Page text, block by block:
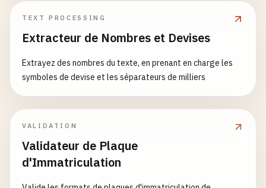
# SEAT (Spain)
VSSZZZ5J2HR000001
# --- American Luxury ---
# Cadillac (USA)
1G6KE5SX8H0000000
TEXT PROCESSING
Extracteur de Nombres et Devises
Extrayez des nombres du texte, en prenant en charge les
symboles de devise et les séparateurs de milliers
VALIDATION
Validateur de Plaque
d'Immatriculation